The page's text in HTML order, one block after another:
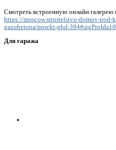
Смотреть встроенную онлайн галерею
https://moscow.stroitelstvo-domov-
gazobetona/proekt-gbd-
Для гаража